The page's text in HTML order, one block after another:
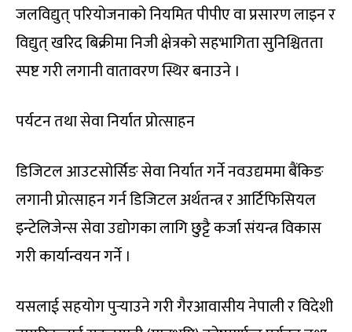
जलविद्युत् परियोजनाको नियमित पीपीए वा प्रसारण लाइन र
विद्युत् खरिद बिक्रीमा निजी क्षेत्रको सहभागिता सुनिश्चितता
स्पष्ट गरी लगानी वातावरण स्थिर बनाउने ।
पर्यटन तथा सेवा निर्यात प्रोत्साहन
डिजिटल आउटसोर्सिङ सेवा निर्यात गर्ने नवउद्यममा बैंकिङ
लगानी प्रोत्साहन गर्न डिजिटल अर्थतन्त्र र आर्टिफिसियल
इन्टेलिजेन्स सेवा उद्योगका लागि छुट्टै कर्जा संयन्त्र विकास
गरी कार्यान्वयन गर्ने ।
यसलाई सहयोग पुर्‍याउने गरी गैरआवासीय नेपाली र विदेशी